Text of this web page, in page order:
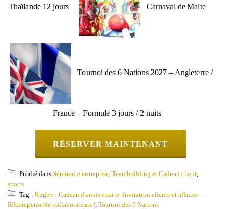
Thaïlande 12 jours Carnaval de Malte
Tournoi des 6 Nations 2027 – Angleterre /
France – Formule 3 jours / 2 nuits
RÉSERVER MAINTENANT
Publié dans Séminaire entreprise, Teambuilding et Cadeau client
sports
Tag : Rugby : Cadeau d'anniversaire -Invitation clients et affaires -
Récompense de collaborateurs ! Tournoi des 6 Nations